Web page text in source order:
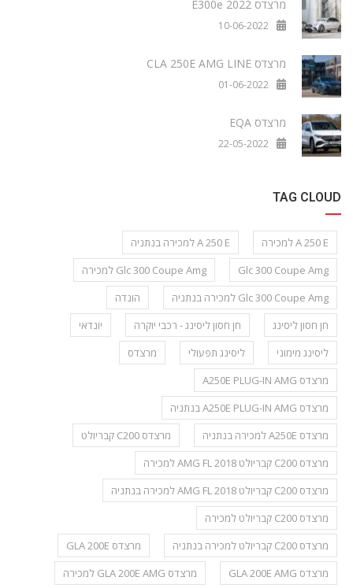
מרצדס E300e 2022
10-06-2022
מרצדס CLA 250E AMG LINE
01-06-2022
מרצדס EQA
22-05-2022
TAG CLOUD
A 250 E למכירה
A 250 E למכירה בנתניה
Glc 300 Coupe Amg
Glc 300 Coupe Amg למכירה
Glc 300 Coupe Amg למכירה בנתניה
הונדה
חן חסון ליסינג
חן חסון ליסינג - רכבי יוקרה
יונדאי
ליסינג מימוני
ליסינג תפעולי
מרצדס
מרצדס A250E PLUG-IN AMG
מרצדס A250E PLUG-IN AMG בנתניה
מרצדס A250E למכירה בנתניה
מרצדס C200 קבריולט
מרצדס C200 קבריולט AMG FL 2018 למכירה
מרצדס C200 קבריולט AMG FL 2018 למכירה בנתניה
מרצדס C200 קבריולט למכירה
מרצדס C200 קבריולט למכירה בנתניה
מרצדס GLA 200E
מרצדס GLA 200E AMG
מרצדס GLA 200E AMG למכירה